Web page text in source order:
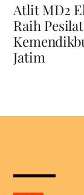
Atlit MD2
Raih
Jatim